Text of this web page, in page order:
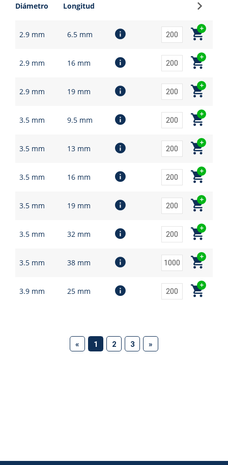
Diámetro Longitud
2.9 mm 6.5 mm
2.9 mm 16 mm
2.9 mm 19 mm
3.5 mm 9.5 mm
3.5 mm 13 mm
3.5 mm 16 mm
3.5 mm 19 mm
3.5 mm 32 mm
3.5 mm 38 mm
3.9 mm 25 mm
« 1 (current)
2 3 »